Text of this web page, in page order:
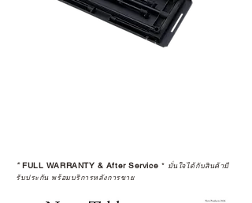
*FULL WARRANTY & After Service * มั่นใจได้กับสินค้ามี
รับประกัน พร้อมบริการหลังการขาย